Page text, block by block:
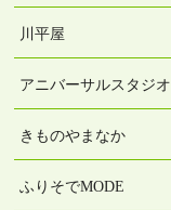
川平屋
アニバーサルスタジオ
きものやまなか
ふりそでMODE